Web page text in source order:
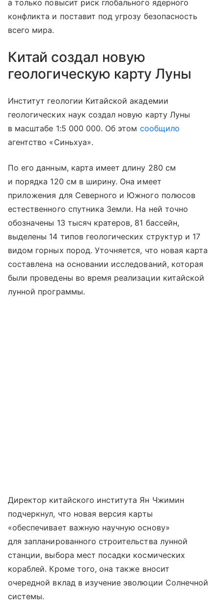
а только повысит риск глобального ядерного
конфликта и поставит под угрозу безопасность
всего мира.
Китай создал новую
геологическую карту Луны
Институт геологии Китайской академии
геологических наук создал новую карту Луны
в масштабе 1:5 000 000. Об этом сообщило
агентство «Синьхуа».
По его данным, карта имеет длину 280 см
и порядка 120 см в ширину. Она имеет
приложения для Северного и Южного полюсов
естественного спутника Земли. На ней точно
обозначены 13 тысяч кратеров, 81 бассейн,
выделены 14 типов геологических структур и 17
видом горных пород. Уточняется, что новая карта
составлена на основании исследований, которая
были проведены во время реализации китайской
лунной программы.
Директор китайского института Ян Чжимин
подчеркнул, что новая версия карты
«обеспечивает важную научную основу»
для запланированного строительства лунной
станции, выбора мест посадки космических
кораблей. Кроме того, она также вносит
очередной вклад в изучение эволюции Солнечной
системы.